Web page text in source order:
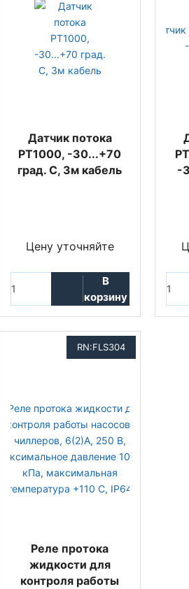
Датчик потока
PT1000, -30...+70
град. C, 3м кабель
Цену уточняйте
В
корзину
-
RN:FLS304
Реле протока
жидкости для
контроля работы